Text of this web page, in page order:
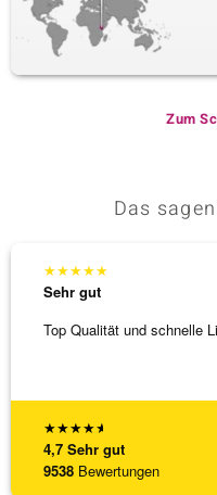
Zum
Das
★★★★★
4,7 Sehr gut
9538 Bewertungen
★★★★★
Sehr gut
Top Qualität und schnelle